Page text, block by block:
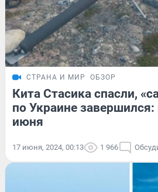
СТРАНА И МИР ОБЗОР
Кита Стасика спасли,
по Украине завершился:
июня
17 июня, 2024, 00:13 1 966